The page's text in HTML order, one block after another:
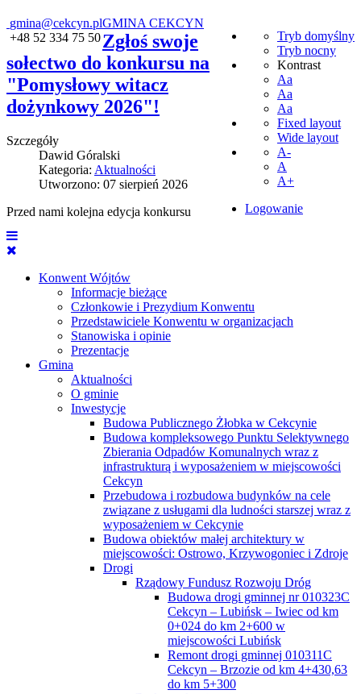
gmina@cekcyn.pl
+48 52 334 75 50
Tryb domyślny
Tryb nocny
Kontrast
Aa
Aa
Aa
Fixed layout
Wide layout
A-
A
A+
Logowanie
GMINA CEKCYN
Konwent Wójtów
Informacje bieżące
Członkowie i Prezydium Konwentu
Przedstawiciele Konwentu w organizacjach
Stanowiska i opinie
Prezentacje
Gmina
Aktualności
O gminie
Inwestycje
Budowa Publicznego Żłobka w Cekcynie
Budowa kompleksowego Punktu Selektywnego
Zbierania Odpadów Komunalnych wraz z
infrastrukturą i wyposażeniem w miejscowości
Cekcyn
Przebudowa i rozbudowa budynków na cele
związane z usługami dla ludności starszej wraz z
wyposażeniem w Cekcynie
Budowa obiektów małej architektury w
miejscowości: Ostrowo, Krzywogoniec i Zdroje
Drogi
Rządowy Fundusz Rozwoju Dróg
Budowa drogi gminnej nr 010323C
Cekcyn – Lubińsk – Iwiec od km
0+024 do km 2+600 w
miejscowości Lubińsk
Remont drogi gminnej 010311C
Cekcyn – Brzozie od km 4+430,63
do km 5+300
Zgłoś swoje
sołectwo do konkursu na
"Pomysłowy witacz
dożynkowy 2026"!
Szczegóły
Dawid Góralski
Kategoria: Aktualności
Utworzono: 07 sierpień 2026
Przed nami kolejna edycja konkursu